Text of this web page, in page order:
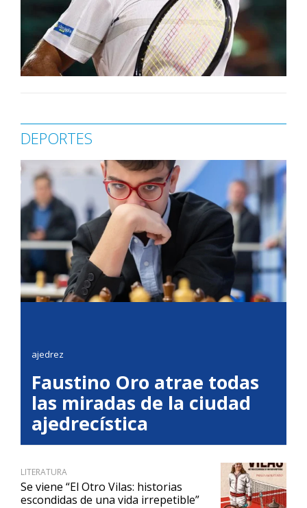
DEPORTES
ajedrez
Faustino Oro atrae todas
las miradas de la ciudad
ajedrecística
LITERATURA
Se viene “El Otro Vilas: historias
escondidas de una vida irrepetible”